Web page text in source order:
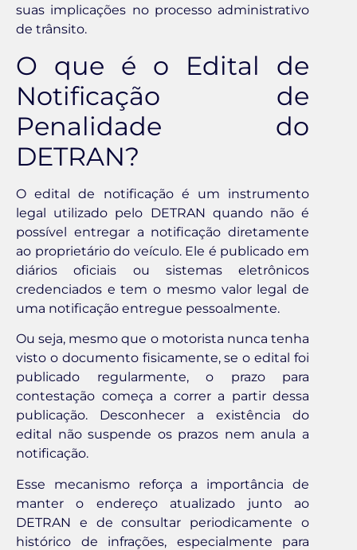
suas implicações no processo administrativo
de trânsito.
O que é o Edital de
Notificação de
Penalidade do
DETRAN?
O edital de notificação é um instrumento
legal utilizado pelo DETRAN quando não é
possível entregar a notificação diretamente
ao proprietário do veículo. Ele é publicado em
diários oficiais ou sistemas eletrônicos
credenciados e tem o mesmo valor legal de
uma notificação entregue pessoalmente.
Ou seja, mesmo que o motorista nunca tenha
visto o documento fisicamente, se o edital foi
publicado regularmente, o prazo para
contestação começa a correr a partir dessa
publicação. Desconhecer a existência do
edital não suspende os prazos nem anula a
notificação.
Esse mecanismo reforça a importância de
manter o endereço atualizado junto ao
DETRAN e de consultar periodicamente o
histórico de infrações, especialmente para